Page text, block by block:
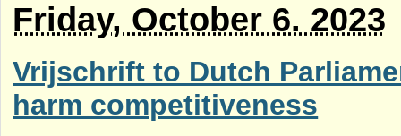
Friday, October 6. 2023
Vrijschrift to Dutch
harm competitiveness